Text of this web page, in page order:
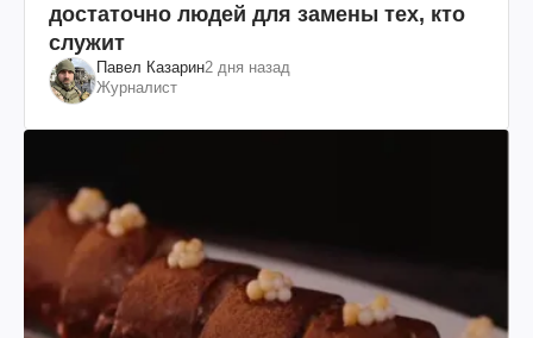
достаточно людей для замены тех, кто
служит
Павел Казарин2 дня назад
Журналист